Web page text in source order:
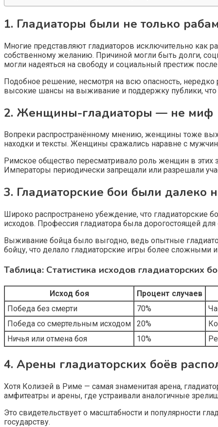
1. Гладиаторы были не только
Многие представляют гладиаторов исключительно как
собственному желанию. Причиной могли быть долги,
могли надеяться на свободу и социальный престиж
Подобное решение, несмотря на всю опасность,
высокие шансы на выживание и поддержку публики,
2. Женщины-гладиаторы — не миф
Вопреки распространённому мнению, женщины тоже
находки и тексты. Женщины сражались наравне с
Римское общество пересматривало роль женщин в этих
Императоры периодически запрещали или разрешали
3. Гладиаторские бои были далеко
Широко распространено убеждение, что гладиаторские
исходов. Профессия гладиатора была дорогостоящей
Выживание бойца было выгодно, ведь опытные
бойцу, что делало гладиаторские игры более сложными
Таблица: Статистика исходов гладиаторских
Исход боя
Процент случаев
Победа без смерти
70%
Победа со смертельным исходом
20%
Ничья или отмена боя
10%
4. Арены гладиаторских боёв
Хотя Колизей в Риме — самая знаменитая арена,
амфитеатры и арены, где устраивали аналогичные
Это свидетельствует о масштабности и популярности
государству.